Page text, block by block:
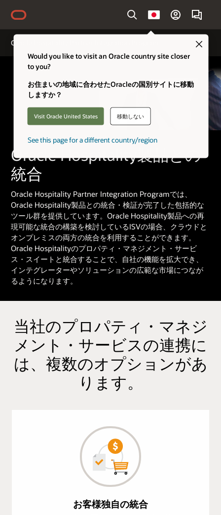
Country
Would you like to visit an Oracle country site closer
to you?
お住まいの地域に合わせたOracleの国別サイトに移動
しますか？
Visit Oracle United States 移動しない
See this page for a different country/region
Oracle Hospitality製品との
統合
Oracle Hospitality Partner Integration Programでは、
Oracle Hospitality製品との統合・検証が完了した包括的な
ツール群を提供しています。Oracle Hospitality製品への再
現可能な統合の構築を検討しているISVの場合、クラウドと
オンプレミスの両方の統合を利用することができます。
Oracle Hospitalityのプロパティ・マネジメント・サービ
ス・スイートと統合することで、自社の機能を拡大でき、
インテグレーターやソリューションの広範な市場につなが
るようになります。
Oracle Hospitality Partner Integration Program
当社のプロパティ・マネジ
メント・サービスの連携に
は、複数のオプションがあ
ります。
お客様独自の統合